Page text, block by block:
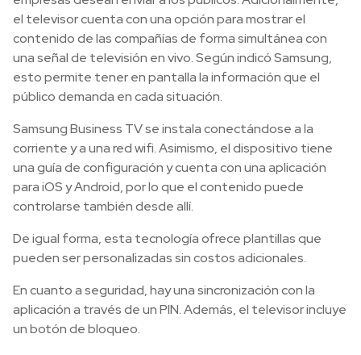
el televisor cuenta con una opción para mostrar el
contenido de las compañías de forma simultánea con
una señal de televisión en vivo. Según indicó Samsung,
esto permite tener en pantalla la información que el
público demanda en cada situación.
Samsung Business TV se instala conectándose a la
corriente y a una red wifi. Asimismo, el dispositivo tiene
una guía de configuración y cuenta con una aplicación
para iOS y Android, por lo que el contenido puede
controlarse también desde allí.
De igual forma, esta tecnología ofrece plantillas que
pueden ser personalizadas sin costos adicionales.
En cuanto a seguridad, hay una sincronización con la
aplicación a través de un PIN. Además, el televisor incluye
un botón de bloqueo.